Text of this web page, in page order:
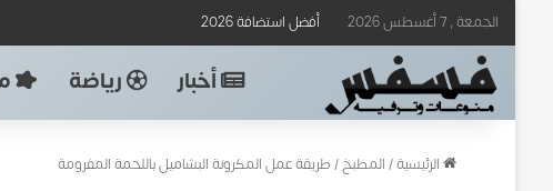
الجمعة , 7 أغسطس 2026 أفضل استضافة 2026
أخبار رياضة
الرئيسية/المطبخ/طريقة عمل المكرونة البشاميل باللحمة المفرومة